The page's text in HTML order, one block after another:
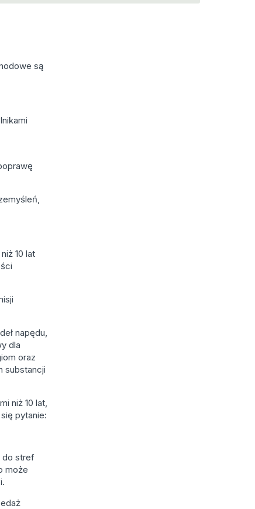
są
10 lat
napędu,
dla
oraz
substancji
niż 10 lat,
pytanie:
do stref
może